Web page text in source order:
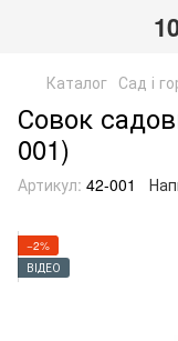
Каталог Сад і
Совок
001)
Артикул: 42-001
−2%
ВІДЕО